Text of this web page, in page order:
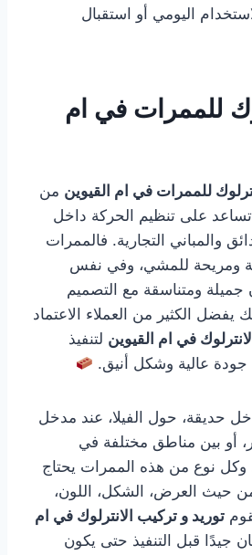
اليومي أو استقبال
للممرات في ام
للممرات في ام القيوين من
تساعد على تنظيم الحركة داخل
والمباني التجارية. فالممرات
ومريحة للمشي، وفي نفس
ومتناسقة مع التصميم
يفضل الكثير من العملاء الاعتماد
في ام القيوين لتنفيذ
عالية وشكل أنيق.
حديقة، حول الفيلا، عند مدخل
أو بين مناطق مختلفة في
وكل نوع من هذه الممرات يحتاج
حيث العرض، الشكل، اللون،
توريد و تركيب الانترلوك في ام
جيدًا قبل التنفيذ حتى يكون